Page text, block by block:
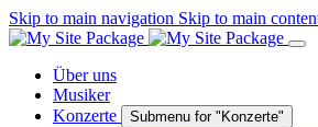
Skip to main navigation Skip to main
Über uns
Musiker
Konzerte
Submenu for "Konzerte"